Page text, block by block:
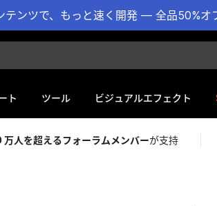
ンツで、もっと速く開発 — 全品50%オ
ト ツール ビジュアルエフェクト
万人を超えるフォーラムメンバーが支持